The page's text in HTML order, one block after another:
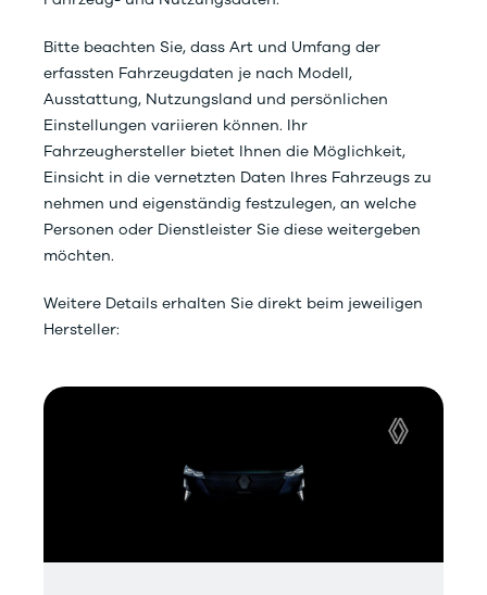
Bitte beachten Sie, dass Art und Umfang der
erfassten Fahrzeugdaten je nach Modell,
Ausstattung, Nutzungsland und persönlichen
Einstellungen variieren können. Ihr
Fahrzeughersteller bietet Ihnen die Möglichkeit,
Einsicht in die vernetzten Daten Ihres Fahrzeugs zu
nehmen und eigenständig festzulegen, an welche
Personen oder Dienstleister Sie diese weitergeben
möchten.
Weitere Details erhalten Sie direkt beim jeweiligen
Hersteller: